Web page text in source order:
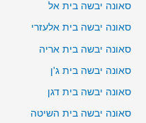
סאונה יבשה בית אל
סאונה יבשה בית אלעזרי
סאונה יבשה בית אריה
סאונה יבשה בית ג'ן
סאונה יבשה בית דגן
סאונה יבשה בית השיטה